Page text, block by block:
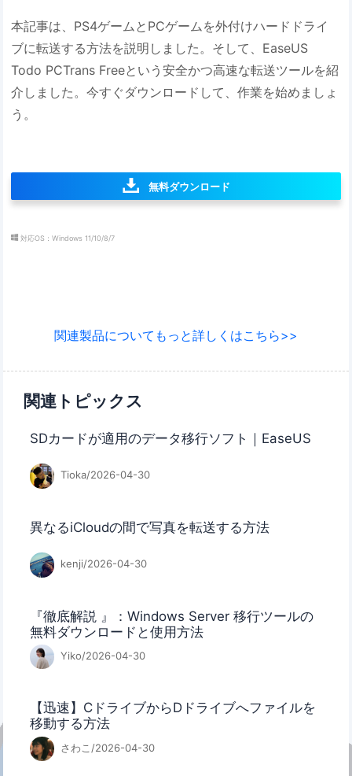
本記事は、PS4ゲームとPCゲームを外付けハードドライ
ブに転送する方法を説明しました。そして、EaseUS
Todo PCTrans Freeという安全かつ高速な転送ツールを紹
介しました。今すぐダウンロードして、作業を始めましょ
う。
無料ダウンロード
対応OS：Windows 11/10/8/7
関連製品についてもっと詳しくはこちら>>
関連トピックス
SDカードが適用のデータ移行ソフト｜EaseUS
Tioka/2026-04-30
異なるiCloudの間で写真を転送する方法
kenji/2026-04-30
『徹底解説 』：Windows Server 移行ツールの
無料ダウンロードと使用方法
Yiko/2026-04-30
【迅速】CドライブからDドライブへファイルを
移動する方法
さわこ/2026-04-30